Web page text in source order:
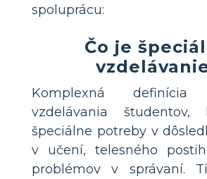
spoluprácu:
Čo je
Komplexná
vzdelávania
špeciálne potreby v
v učení, telesného
problémov v správaní.